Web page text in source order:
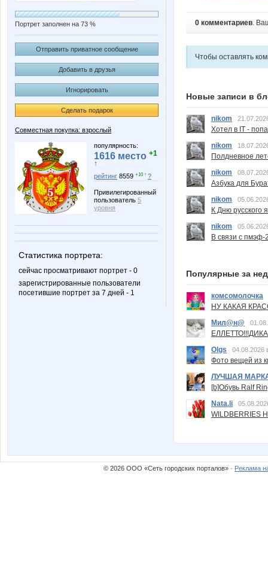
Портрет заполнен на 73 %
Отправить приватное сообщение
Добавить в друзья
Игнорировать
Сделать подарок
Совместная покупка: взрослый
популярность:
1616 место +1
↑
рейтинг 8559 +10 ↑ ?
Привилегированный
пользователь 5
уровня
Статистика портрета:
сейчас просматривают портрет - 0
зарегистрированные пользователи
посетившие портрет за 7 дней - 1
0 комментариев.
Чтобы оставлять
Новые записи в
nikom
Хотел в IT -
nikom
Полдневное
nikom
Азбука для
nikom
К Дню русского
nikom
В связи с пмэф-
Популярные за
комсомолочка
НУ КАКАЯ
Мил@н@
Olgs
04.08.2026
Фото вещей из
ЛУЧШАЯ
[b]Обувь Ralf
Nata.li
© 2026 ООО «Сеть городских порталов» · Реклама